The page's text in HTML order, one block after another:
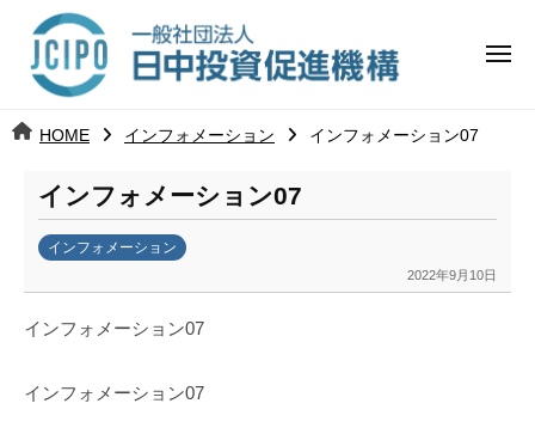
ツ 日
中
投
資
促
進
j
メ
HOME インフォメーション インフォメーション07
インフォメーション07
インフォメーション
2022年9月10日
k
n
インフォメーション07
インフォメーション07
日
中
資
促
進
構